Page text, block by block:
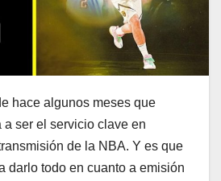
hace algunos meses que
ser el servicio clave en
de la NBA. Y es que
darlo todo en cuanto a emisión